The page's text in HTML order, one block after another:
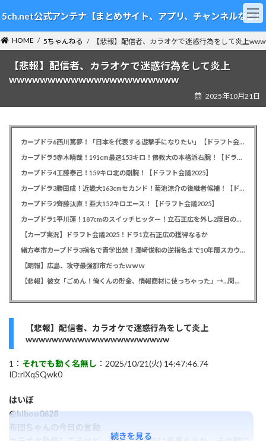
ン
テ
ン
ツ
ビ
ゲ
ー
シ
5ch.net公式アンテナ【まとめサイト、アプリ、チャンネルなど】
HOME 5ちゃんねる 【悲報】配信者、カラオケで迷惑行為をして炎上
【悲報】配信者、カラオケで迷惑行為をして炎上
wwwwwwwwwwwwwwwwwwwwww
2025年10月21日
カープドラ6西川篤夢！「日本を代表する遊撃手になりたい」【ドラフト会議2025】
カープドラ5赤木晴哉！191cm最速153キロ！佛教大の本格派右腕！【ドラフト会議2025】
カープドラ4工藤泰己！159キロ北の剛腕！【ドラフト会議2025】
カープドラ3勝田成！近畿大163cmセカンド！菊池涼介の後継者候補！【ドラフト会議2025】
カープドラ2齊藤汰直！亜大152キロエース！【ドラフト会議2025】
カープドラ1平川蓮！187cmのスイッチヒッター！立石正広を外し2度目の重複も新井監督がクジを引き当てる！【ドラフト会議2025】
【カープ実況】ドラフト会議2025！ドラ1立石正広の獲得なるか
緒方孝市カープドラ3指名で青学出禁！澤﨑俊和の逆指名まで10年間スカウト出禁
【朗報】広島、攻守最強都市だったｗｗｗ
【悲報】彼女「ごめん！俺くんの貯金、情報商材に使っちゃった」→…問い詰めたらギャン泣きされたんだが俺が悪いのか？
【悲報】配信者、カラオケで迷惑行為をして炎上
wwwwwwwwwwwwwwwwwwwwww
1： それでも動く名無し ：2025/10/21(火) 14:47:46.74
ID:rlXqSQwk0
はいぼ
@hiboo0628
布団ちゃんの今日の言動
続きを見る